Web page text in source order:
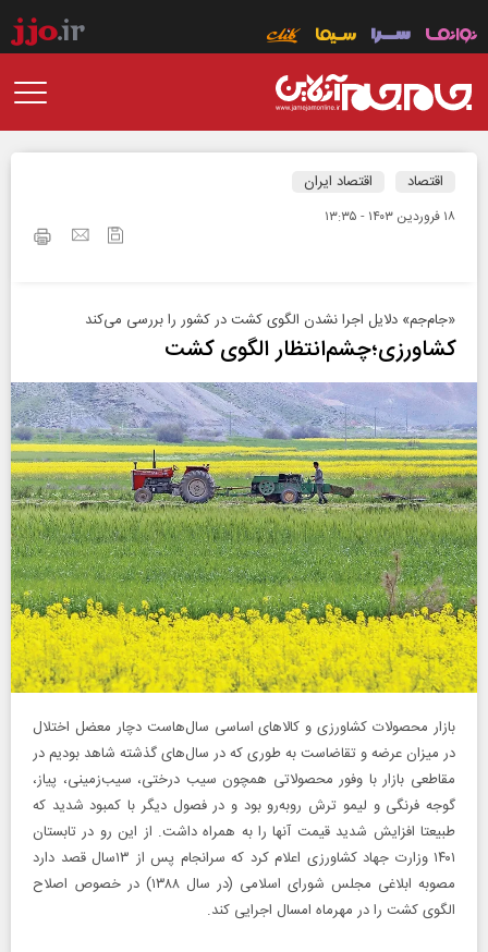
اقتصاد اقتصاد ایران
۱۸ فروردين ۱۴۰۳ - ۱۳:۳۵
«جام‌جم» دلایل اجرا نشدن الگوی کشت در کشور را بررسی می‌کند
کشاورزی؛چشم‌انتظار الگوی کشت
بازار محصولات کشاورزی و کالاهای اساسی سال‌هاست دچار معضل اختلال
در میزان عرضه و تقاضاست به طوری که در سال‌های گذشته شاهد بودیم در
مقاطعی بازار با وفور محصولاتی همچون سیب درختی، سیب‌زمینی، پیاز،
گوجه فرنگی و لیمو ترش روبه‌رو بود و در فصول دیگر با کمبود شدید که
طبیعتا افزایش شدید قیمت آنها را به همراه داشت. از این رو در تابستان
۱۴۰۱ وزارت جهاد کشاورزی اعلام کرد که سرانجام پس از ۱۳سال قصد دارد
مصوبه ابلاغی مجلس شورای اسلامی (در سال ۱۳۸۸) در خصوص اصلاح
الگوی کشت را در مهرماه امسال اجرایی کند.